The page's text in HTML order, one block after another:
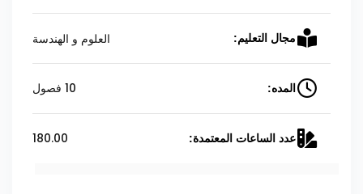
مجال التعليم: العلوم و الهندسة
المده: 10 فصول
عدد الساعات المعتمدة: 180.00